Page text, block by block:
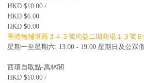
HKD $10.00 /
HKD $6.00
HKD $0.00
香港徳輔道西３４３號均益二期商場１３號
星期一至星期六: 13:00 - 19:00 星期日及公眾
西環自取點-萬林閣
HKD $10.00 /